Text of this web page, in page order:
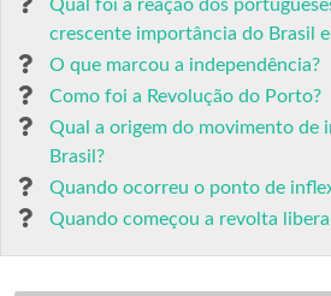
Qual foi a reação dos
crescente importância do Brasil
O que marcou a independência?
Como foi a Revolução do Porto?
Qual a origem do movimento de
Brasil?
Quando ocorreu o ponto de
Quando começou a revolta